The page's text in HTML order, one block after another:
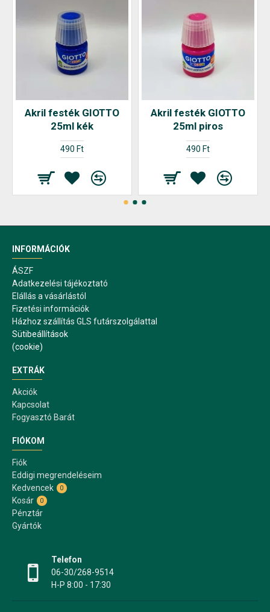
Akril festék GIOTTO
25ml kék
490 Ft
Akril festék GIOTTO
25ml piros
490 Ft
INFORMÁCIÓK
ÁSZF
Adatkezelési tájékoztató
Elállás a vásárlástól
Fizetési információk
Házhoz szállítás GLS futárszolgálattal
Sütibeállítások
(cookie)
EXTRÁK
Akciók
Kapcsolat
Fogyasztó Barát
FIÓKOM
Fiók
Eddigi megrendeléseim
Kedvencek
0
Kosár 0
Pénztár
Gyártók
Telefon
06-30/268-9514
H-P 8:00 - 17:30